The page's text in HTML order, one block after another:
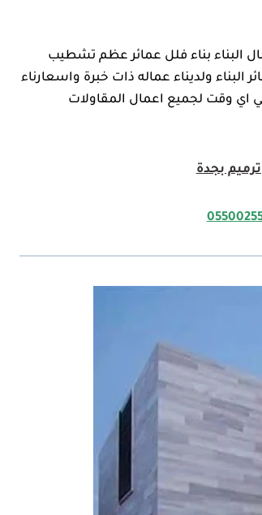
البناء بناء فلل عمائر عظم تشطيب
ولديناء عماله ذات خبرة واسعارناء
اي وقت لجميع اعمال المقاولات
بجدة